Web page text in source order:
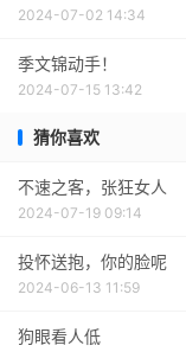
2024-07-02 14:34
季文锦动手！
2024-07-15 13:42
猜你喜欢
不速之客，张狂女人
2024-07-19 09:14
投怀送抱，你的脸呢
2024-06-13 11:59
狗眼看人低